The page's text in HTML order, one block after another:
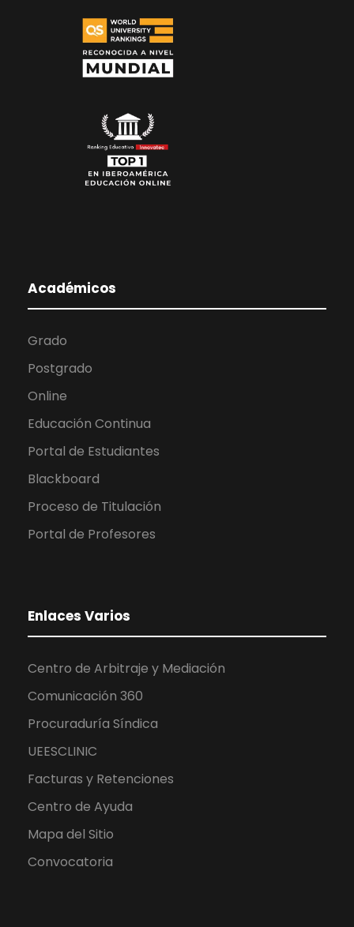
Académicos
Grado
Postgrado
Online
Educación Continua
Portal de Estudiantes
Blackboard
Proceso de Titulación
Portal de Profesores
Enlaces Varios
Centro de Arbitraje y Mediación
Comunicación 360
Procuraduría Síndica
UEESCLINIC
Facturas y Retenciones
Centro de Ayuda
Mapa del Sitio
Convocatoria